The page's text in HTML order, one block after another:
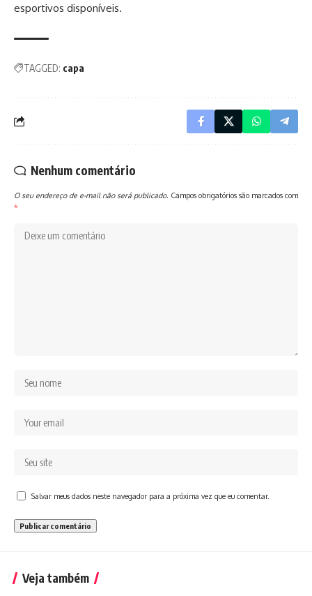
esportivos disponíveis.
TAGGED: capa
Nenhum comentário
O seu endereço de e-mail não será publicado. Campos obrigatórios são marcados com
*
Salvar meus dados neste navegador para a próxima vez que eu comentar.
Veja também